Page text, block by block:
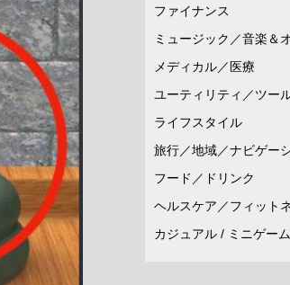
ファイナンス
ミュージック／音楽＆
メディカル／医療
ユーティリティ／ツー
ライフスタイル
旅行／地域／ナビゲー
フード／ドリンク
ヘルスケア／フィット
カジュアル / ミニゲーム